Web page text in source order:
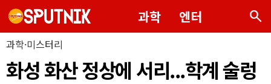
과학 엔터 search
과학·미스터리
화성 화산 정상에 서리...학계 술렁